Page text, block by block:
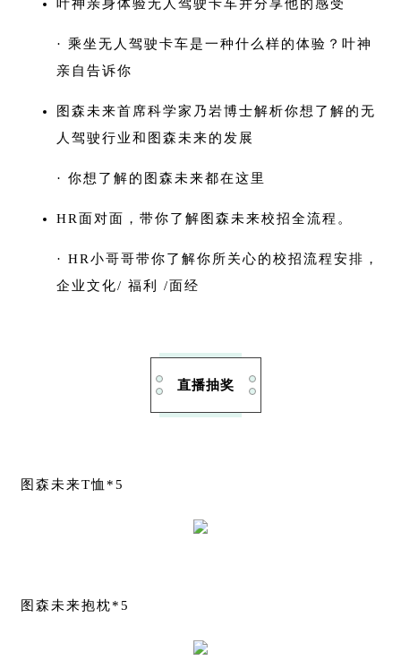
叶神亲身体验无人驾驶卡车并分享他的感受
· 乘坐无人驾驶卡车是一种什么样的体验？叶神
亲自告诉你
图森未来首席科学家乃岩博士解析你想了解的无
人驾驶行业和图森未来的发展
· 你想了解的图森未来都在这里
HR面对面，带你了解图森未来校招全流程。
· HR小哥哥带你了解你所关心的校招流程安排，
企业文化/ 福利 /面经
直播抽奖
图森未来T恤*5
图森未来抱枕*5